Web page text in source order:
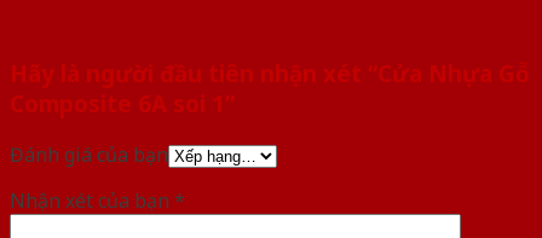
Hãy là người đầu tiên nhận xét “Cửa Nhựa Gỗ
Composite 6A soi 1”
Đánh giá của bạn
Nhận xét của bạn *